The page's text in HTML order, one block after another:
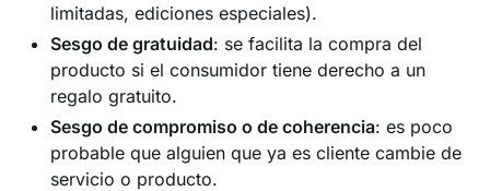
limitadas, ediciones especiales).
Sesgo de gratuidad: se facilita la compra del
producto si el consumidor tiene derecho a un
regalo gratuito.
Sesgo de compromiso o de coherencia: es poco
probable que alguien que ya es cliente cambie de
servicio o producto.